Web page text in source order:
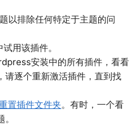
以排除任何特定于主题的问
用该插件。
安装中的所有插件，看看
请逐个重新激活插件，直到找
置插件文件夹。有时，一个看